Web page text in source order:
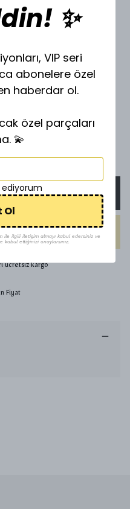
SEPETE EKLE
AL
ücretsiz kargo
Fiyat
✨
VIP seri
abonelere özel
haberdar ol.
özel parçaları
💫
ediyorum
Ol
ile ilgili iletişim almayı kabul edersiniz ve
kabul ettiğinizi onaylarsınız.